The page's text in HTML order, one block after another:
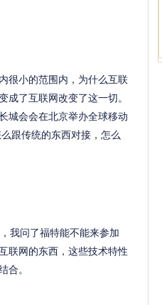
很小的范围内，为什么互联
成了互联网改变了这一切。
城会会在北京举办全球移动
跟传统的东西对接，怎么
我问了福特能不能来参加
联网的东西，这些技术特性
合。